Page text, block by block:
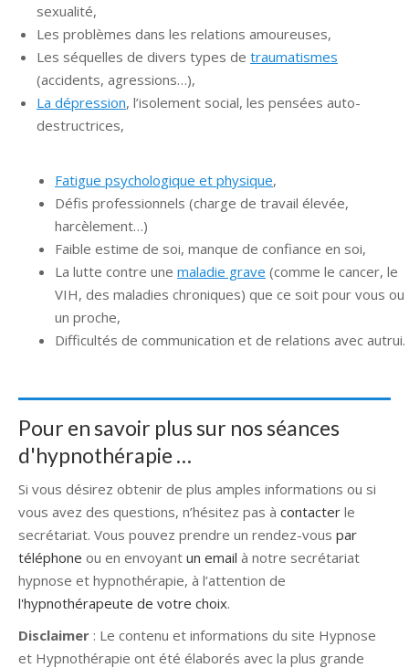
sexualité,
Les problèmes dans les relations amoureuses,
Les séquelles de divers types de traumatismes
(accidents, agressions…),
La dépression, l’isolement social, les pensées auto-
destructrices,
Fatigue psychologique et physique,
Défis professionnels (charge de travail élevée,
harcèlement…)
Faible estime de soi, manque de confiance en soi,
La lutte contre une maladie grave (comme le cancer, le
VIH, des maladies chroniques) que ce soit pour vous ou
un proche,
Difficultés de communication et de relations avec autrui.
Pour en savoir plus sur nos séances
d'hypnothérapie …
Si vous désirez obtenir de plus amples informations ou si
vous avez des questions, n’hésitez pas à contacter le
secrétariat. Vous pouvez prendre un rendez-vous par
téléphone ou en envoyant un email à notre secrétariat
hypnose et hypnothérapie, à l’attention de
l'hypnothérapeute de votre choix.
Disclaimer : Le contenu et informations du site Hypnose
et Hypnothérapie ont été élaborés avec la plus grande